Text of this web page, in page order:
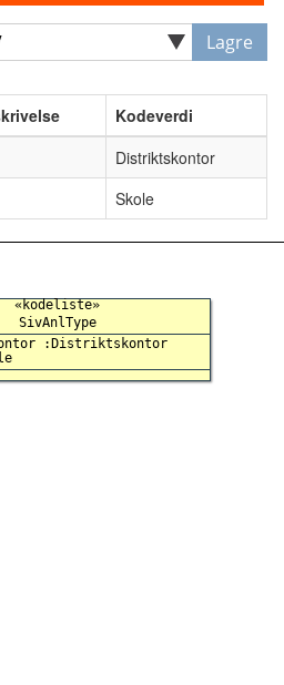
Lagre
Kodeverdi
Distriktskontor
Skole